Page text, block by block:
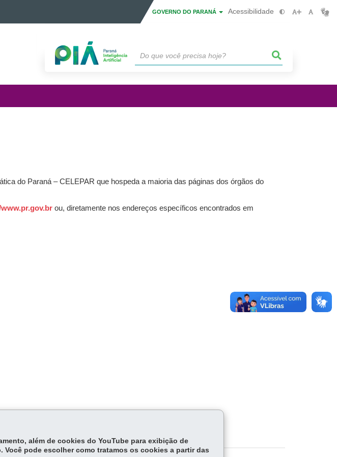
GOVERNO DO PARANÁ Acessibilidade
do Paraná – CELEPAR que hospeda a maioria das páginas dos órgãos do
ou, diretamente nos endereços específicos encontrados em
além de cookies do YouTube para exibição de
pode escolher como tratamos os cookies a partir das